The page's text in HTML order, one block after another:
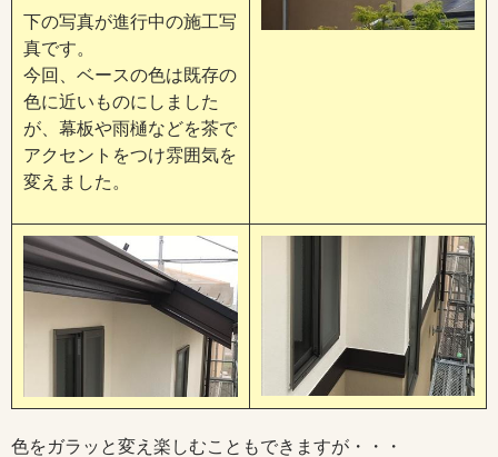
下の写真が進行中の施工写
真です。
今回、ベースの色は既存の
色に近いものにしました
が、幕板や雨樋などを茶で
アクセントをつけ雰囲気を
変えました。
色をガラッと変え楽しむこともできますが・・・